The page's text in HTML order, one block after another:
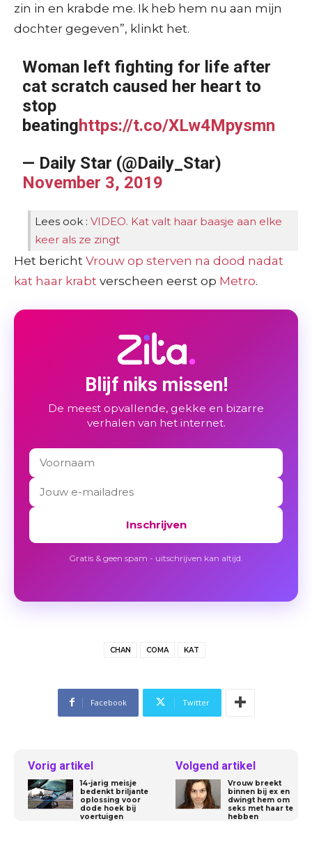
zin in en krabde me. Ik heb hem nu aan mijn
dochter gegeven”, klinkt het.
Woman left fighting for life after
cat scratch caused her heart to
stop
beatinghttps://t.co/XLw4Mpysmn
— Daily Star (@Daily_Star)
November 3, 2019
Lees ook : VIDEO. Kat valt haar baasje aan elke
keer als ze zingt
Het bericht Vrouw op sterven na dood nadat
kat haar krabt verscheen eerst op Metro.
Blijf niks missen!
De meest opvallende, gekke en bizarre
verhalen van het internet.
Inschrijven
Gratis & geen spam - uitschrijven kan altijd.
CHAN COMA KAT
Facebook Twitter
Vorig artikel
14-jarig meisje
bedenkt briljante
oplossing voor
dode hoek bij
voertuigen
Volgend artikel
Vrouw breekt
binnen bij ex en
dwingt hem om
seks met haar te
hebben